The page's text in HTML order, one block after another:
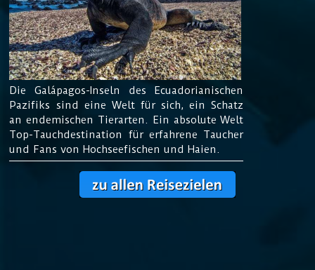
Die Galápagos-Inseln des Ecuadorianischen
Pazifiks sind eine Welt für sich, ein Schatz
an endemischen Tierarten. Ein absolute Welt
Top-Tauchdestination für erfahrene Taucher
und Fans von Hochseefischen und Haien.